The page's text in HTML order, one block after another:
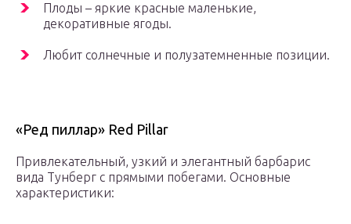
Плоды – яркие красные маленькие,
декоративные ягоды.
Любит солнечные и полузатемненные позиции.
«Ред пиллар» Red Pillar
Привлекательный, узкий и элегантный барбарис
вида Тунберг с прямыми побегами. Основные
характеристики: